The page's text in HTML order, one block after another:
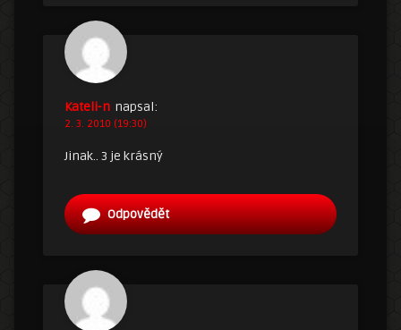
Kateli-n napsal:
2. 3. 2010 (19:30)
Jinak.. 3 je krásný
Odpovědět